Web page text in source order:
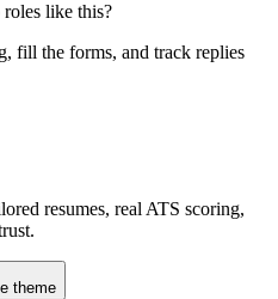
like this?
fill the forms, and track replies
resumes, real ATS scoring,
theme